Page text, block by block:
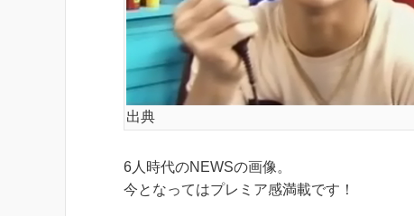
出典
6人時代のNEWSの画像。
今となってはプレミア感満載です！